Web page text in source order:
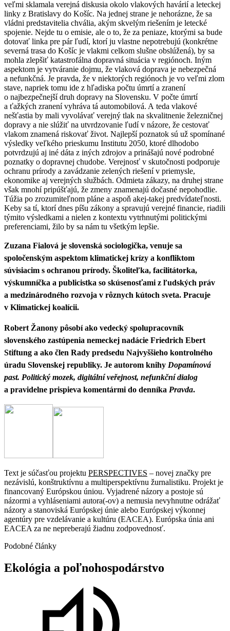
veľmi sklamala verejná diskusia okolo vlakových havárií a leteckej
linky z Bratislavy do Košíc. Na jednej strane je nehorázne, že sa
vládni predstavitelia chvália, akým skvelým riešením je letecké
spojenie. Nejde tu o emisie, ale o to, že za peniaze, ktorými sa bude
dotovať linka pre pár ľudí, ktorí ju vlastne nepotrebujú (konkrétne
severná trasa do Košíc je vlakmi celkom slušne obslúžená), by sa
mohla zlepšiť katastrofálna dopravná situácia v regiónoch. Iným
aspektom je vytváranie dojmu, že vlaková doprava je nebezpečná
a nefunkčná. Je pravda, že v niektorých regiónoch je vo veľmi zlom
stave, napriek tomu ide z hľadiska počtu úmrtí a zranení
o najbezpečnejší druh dopravy na Slovensku. V počte úmrtí
a ťažkých zranení vyhráva tá automobilová. A teda vlakové
nešťastia by mali vyvolávať verejný tlak na skvalitnenie železničnej
dopravy a nie slúžiť na utvrdzovanie ľudí v názore, že cestovať
vlakom znamená riskovať život. Najlepší poznatok sú už spomínané
výsledky veľkého prieskumu Institutu 2050, ktoré dlhodobo
potvrdzujú aj iné dáta z iných zdrojov a prinášajú nové podrobné
poznatky o dopravnej chudobe. Verejnosť v skutočnosti podporuje
ochranu prírody a zavádzanie zelených riešení v priemysle,
ekonomike aj verejných službách. Odmieta zákazy, na druhej strane
však mnohí pripúšťajú, že zmeny znamenajú dočasné nepohodlie.
Túžia po zrozumiteľnom pláne a aspoň akej-takej predvídateľnosti.
Keby sa tí, ktorí dnes píšu zákony a spravujú verejné financie, riadili
týmito výsledkami a nielen z kontextu vytrhnutými politickými
preferenciami, žilo by sa nám tu všetkým lepšie.
Zuzana Fialová je slovenská sociologička, venuje sa
spoločenským aspektom klimatickej krízy a konfliktom
súvisiacim s ochranou prírody. Školiteľka, facilitátorka,
výskumníčka a publicistka so skúsenosťami z ľudských práv
a medzinárodného rozvoja v rôznych kútoch sveta. Pracuje
v Klimatickej koalícii.
Robert Žanony pôsobí ako vedecký spolupracovník
slovenského zastúpenia nemeckej nadácie Friedrich Ebert
Stiftung a ako člen Rady predsedu Najvyššieho kontrolného
úradu Slovenskej republiky. Je autorom knihy Dopamínová
past. Politický mozek, digitální veřejnost, nefunkční dialog
a pravidelne prispieva komentármi do denníka Pravda.
Text je súčasťou projektu PERSPECTIVES – novej značky pre
nezávislú, konštruktívnu a multiperspektívnu žurnalistiku. Projekt je
financovaný Európskou úniou. Vyjadrené názory a postoje sú
názormi a vyhláseniami autora(-ov) a nemusia nevyhnutne odrážať
názory a stanoviská Európskej únie alebo Európskej výkonnej
agentúry pre vzdelávanie a kultúru (EACEA). Európska únia ani
EACEA za ne nepreberajú žiadnu zodpovednosť.
Podobné články
Ekológia a poľnohospodárstvo